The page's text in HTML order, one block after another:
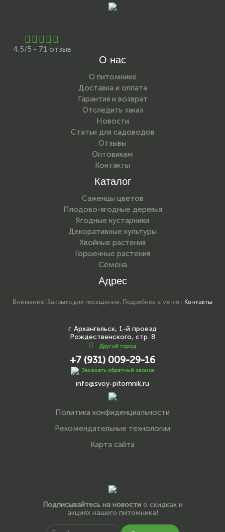
4.5/5 - 71 отзыв
О нас
О питомнике
Доставка и оплата
Гарантия и возврат
Отследить заказ
Новости
Статьи для садоводов
Отзывы
Оптовикам
Контакты
Каталог
Саженцы цветов
Плодово-ягодные деревья
Ягодные кустарники
Декоративные культуры
Хвойные растения
Горшечные растения
Семена
Адрес
Внимание! Закрыто для посещения. Подробнее в меню - Контакты
г. Архангельск, 1-й проезд
Рождественского, стр. 8
Другой город
+7 (931) 009-29-16
Заказать обратный звонок
info@svoy-pitomnik.ru
Политика конфиденциальности
Рекомендательные технологии
Карта сайта
Подписывайтесь на новостио скидках и
акциях нашего питомника!